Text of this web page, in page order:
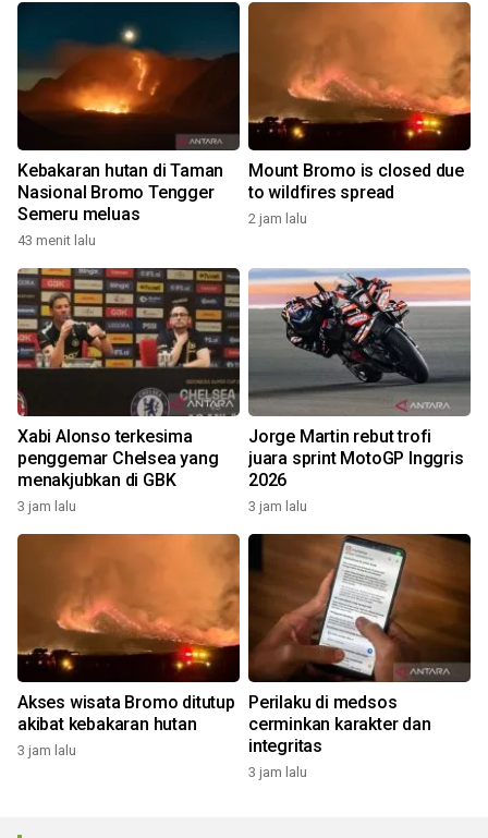
Kebakaran hutan di Taman
Nasional Bromo Tengger
Semeru meluas
43 menit lalu
Mount Bromo is closed due
to wildfires spread
2 jam lalu
Xabi Alonso terkesima
penggemar Chelsea yang
menakjubkan di GBK
3 jam lalu
Jorge Martin rebut trofi
juara sprint MotoGP Inggris
2026
3 jam lalu
Akses wisata Bromo ditutup
akibat kebakaran hutan
3 jam lalu
Perilaku di medsos
cerminkan karakter dan
integritas
3 jam lalu